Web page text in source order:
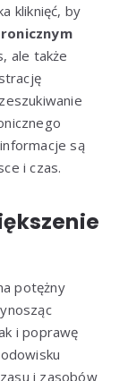
kliknięć, by
ale także
są
i czas.
potężny
i poprawę
i zasobów